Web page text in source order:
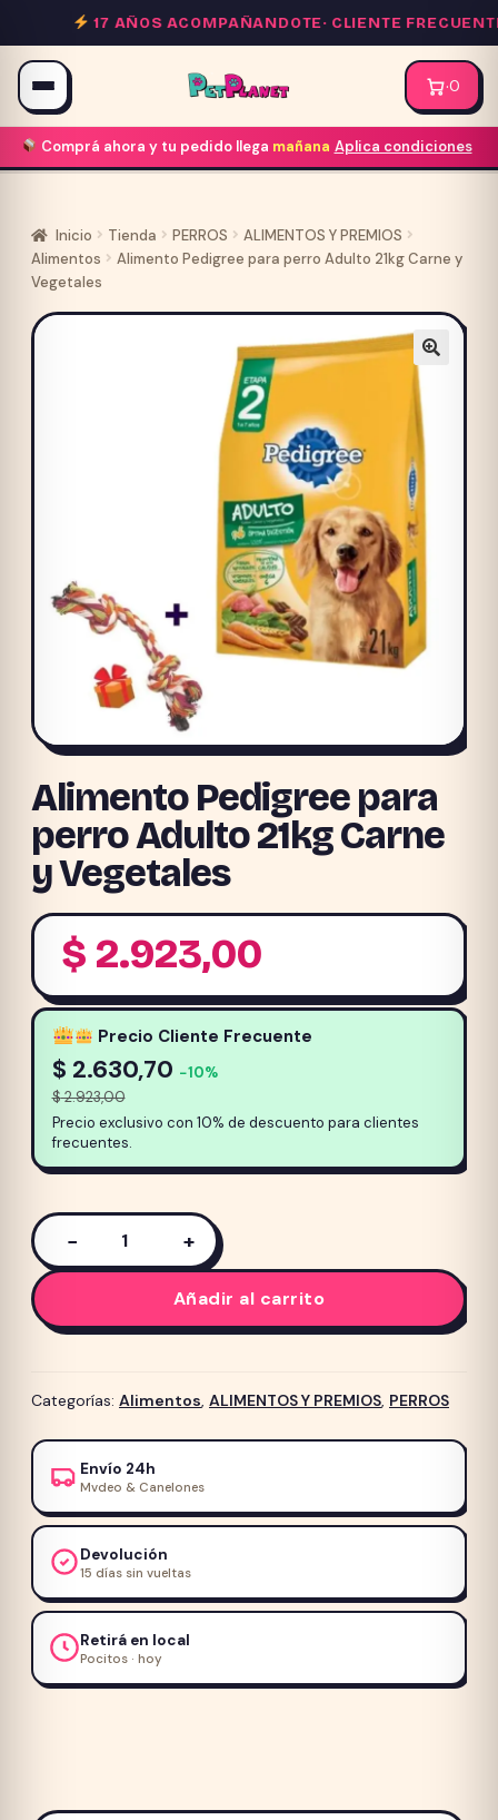
al
contenido
17 AÑOS ACOMPAÑANDOTE·CLIENTE FRECUENTE
·0
Comprá ahora y tu pedido llega mañana Aplica condiciones
Inicio Tienda PERROS
ALIMENTOS Y PREMIOS
Alimentos
Alimento Pedigree para perro Adulto 21kg Carne y
Vegetales
Alimento Pedigree para
perro Adulto 21kg Carne
y Vegetales
$ 2.923,00
Precio Cliente Frecuente
$ 2.630,70 −10%
$2.923,00
Precio exclusivo con 10% de descuento para clientes
frecuentes.
Alimento
Pedigree
para
perro
21kg
y
Vegetales
cantidad
− +
Añadir al carrito
Categorías: Alimentos ALIMENTOS Y PREMIOS PERROS
Envío 24h
Mvdeo & Canelones
Devolución
15 días sin vueltas
Retirá en local
Pocitos · hoy